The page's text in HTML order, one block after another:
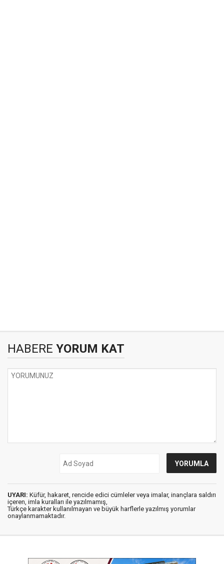
HABERE YORUM KAT
UYARI: Küfür, hakaret, rencide edici cümleler veya imalar, inançlara saldırı
içeren, imla kuralları ile yazılmamış,
Türkçe karakter kullanılmayan ve büyük harflerle yazılmış yorumlar
onaylanmamaktadır.